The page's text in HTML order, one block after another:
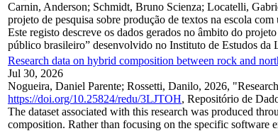
Carnin, Anderson; Schmidt, Bruno Scienza; Locatelli,
projeto de pesquisa sobre produção de textos na escola
Este registo descreve os dados gerados no âmbito do
público brasileiro” desenvolvido no Instituto de Estudos da
Research data on hybrid composition between rock and
Jul 30, 2026
Nogueira, Daniel Parente; Rossetti, Danilo, 2026,
https://doi.org/10.25824/redu/3LJTOH, Repositório de
The dataset associated with this research was produced
composition. Rather than focusing on the specific software